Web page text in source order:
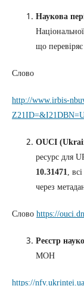
Наукова
що
Слово
http://www.irbis-
OUCI
ресурс для
10.31471,
через
Слово https://
Реєстр
МОН
https://